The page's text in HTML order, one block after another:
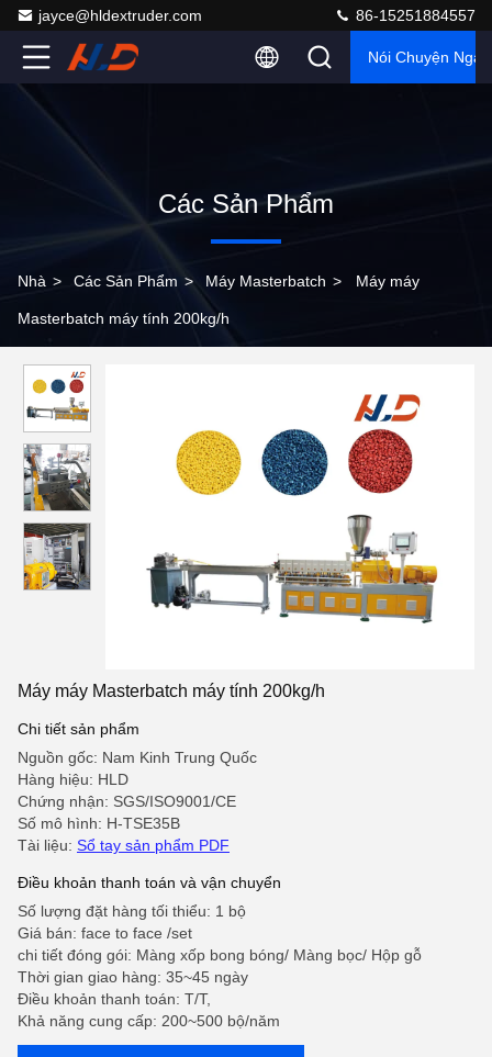
jayce@hldextruder.com 86-15251884557
Nói Chuyện Ngay.
Các Sản Phẩm
Nhà > Các Sản Phẩm > Máy Masterbatch > Máy máy
Masterbatch máy tính 200kg/h
Máy máy Masterbatch máy tính 200kg/h
Chi tiết sản phẩm
Nguồn gốc: Nam Kinh Trung Quốc
Hàng hiệu: HLD
Chứng nhận: SGS/ISO9001/CE
Số mô hình: H-TSE35B
Tài liệu: Sổ tay sản phẩm PDF
Điều khoản thanh toán và vận chuyển
Số lượng đặt hàng tối thiểu: 1 bộ
Giá bán: face to face /set
chi tiết đóng gói: Màng xốp bong bóng/ Màng bọc/ Hộp gỗ
Thời gian giao hàng: 35~45 ngày
Điều khoản thanh toán: T/T,
Khả năng cung cấp: 200~500 bộ/năm